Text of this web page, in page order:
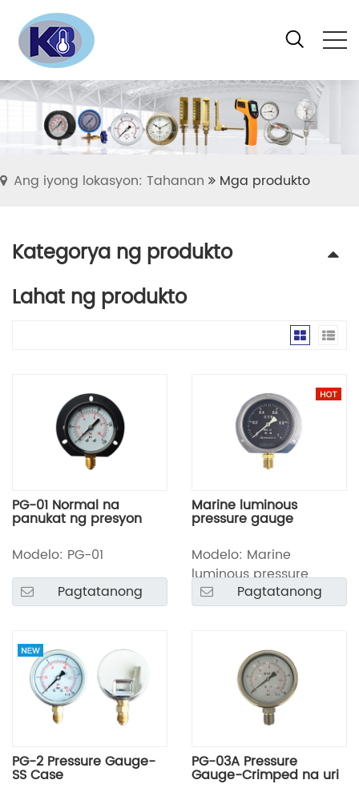
Ang iyong lokasyon: Tahanan Mga produkto
Kategorya ng produkto
Lahat ng produkto
PG-01 Normal na
panukat ng presyon
Modelo: PG-01
Pagtatanong
Marine luminous
pressure gauge
Modelo: Marine
luminous pressure
gauge
Pagtatanong
PG-2 Pressure Gauge-
SS Case
PG-03A Pressure
Gauge-Crimped na uri